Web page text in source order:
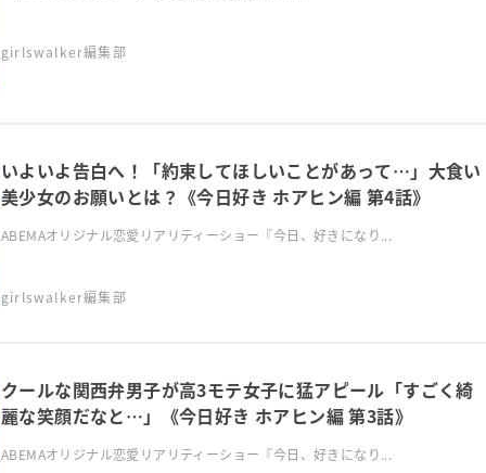
girlswalker編集部
いよいよ告白へ！「約束してほしいことがあって…」大食い
美少女のお願いとは？《今日好き ホアヒン編 第4話》
ABEMAオリジナル恋愛リアリティーショー『今日、好きになり...
girlswalker編集部
クールな関西弁男子が高3モテ女子に猛アピール「すごく綺
麗な笑顔だなと…」《今日好き ホアヒン編 第3話》
ABEMAオリジナル恋愛リアリティーショー『今日、好きになり...